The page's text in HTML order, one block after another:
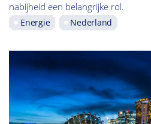
nabijheid een belangrijke rol.
Energie Nederland